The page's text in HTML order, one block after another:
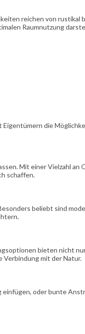
reichen von rustikal
Raumnutzung
die
Mit einer Vielzahl an
schaffen.
beliebt sind
bieten nicht
Verbindung mit der Natur.
oder bunte